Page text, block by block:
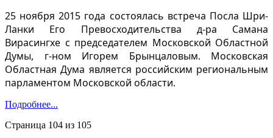
25 ноября 2015 года состоялась встреча Посла Шри-
Ланки Его Превосходительства д-ра Самана
Вирасингхе с председателем Московской Областной
Думы, г-ном Игорем Брынцаловым. Московская
Областная Дума является российским региональным
парламентом Московской области.
Подробнее...
Страница 104 из 105